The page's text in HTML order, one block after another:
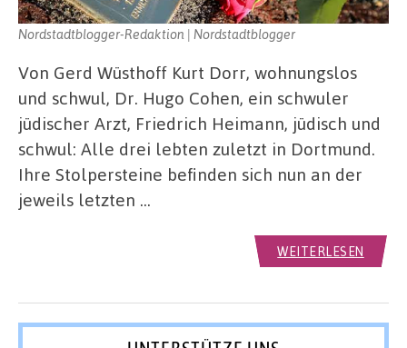
Nordstadtblogger-Redaktion | Nordstadtblogger
Von Gerd Wüsthoff Kurt Dorr, wohnungslos
und schwul, Dr. Hugo Cohen, ein schwuler
jüdischer Arzt, Friedrich Heimann, jüdisch und
schwul: Alle drei lebten zuletzt in Dortmund.
Ihre Stolpersteine befinden sich nun an der
jeweils letzten …
WEITERLESEN